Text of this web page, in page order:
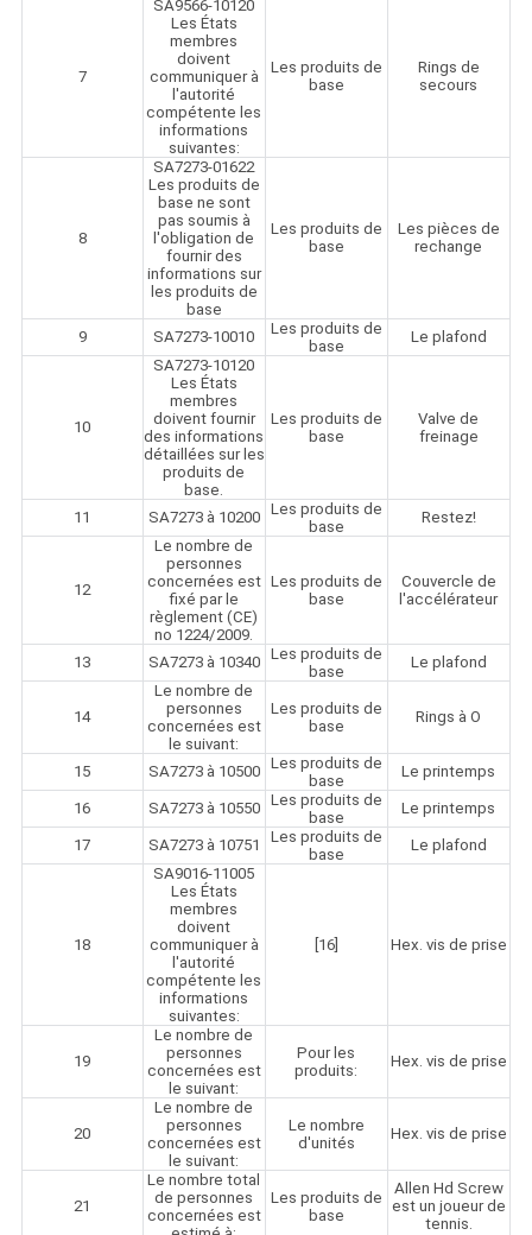
7
SA9566-10120
Les États
membres
doivent
communiquer à
l'autorité
compétente les
informations
suivantes:
Les produits de
base
Rings de
secours
8
SA7273-01622
Les produits de
base ne sont
pas soumis à
l'obligation de
fournir des
informations sur
les produits de
base
Les produits de
base
Les pièces de
rechange
9 SA7273-10010
Les produits de
base
Le plafond
10
SA7273-10120
Les États
membres
doivent fournir
des informations
détaillées sur les
produits de
base.
Les produits de
base
Valve de
freinage
11 SA7273 à 10200
Les produits de
base
Restez!
12
Le nombre de
personnes
concernées est
fixé par le
règlement (CE)
no 1224/2009.
Les produits de
base
Couvercle de
l'accélérateur
13 SA7273 à 10340
Les produits de
base
Le plafond
14
Le nombre de
personnes
concernées est
le suivant:
Les produits de
base
Rings à O
15 SA7273 à 10500
Les produits de
base
Le printemps
16 SA7273 à 10550
Les produits de
base
Le printemps
17 SA7273 à 10751
Les produits de
base
Le plafond
18
SA9016-11005
Les États
membres
doivent
communiquer à
l'autorité
compétente les
informations
suivantes:
[16] Hex. vis de prise
19
Le nombre de
personnes
concernées est
le suivant:
Pour les
produits:
Hex. vis de prise
20
Le nombre de
personnes
concernées est
le suivant:
Le nombre
d'unités
Hex. vis de prise
21
Le nombre total
de personnes
concernées est
Les produits de
base
Allen Hd Screw
est un joueur de
tennis.